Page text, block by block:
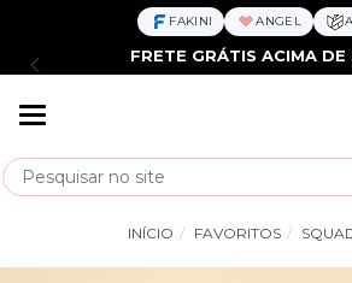
FAKINI ANGEL
FRETE GRÁTIS ACIMA
Busca
INÍCIO FAVORITOS